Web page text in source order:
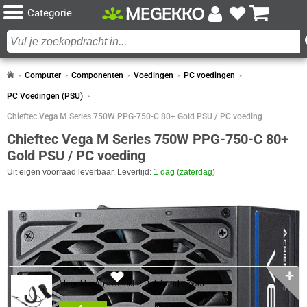
Categorie
Computer Componenten Voedingen PC voedingen
PC Voedingen (PSU)
Chieftec Vega M Series 750W PPG-750-C 80+ Gold PSU / PC voeding
Chieftec Vega M Series 750W PPG-750-C 80+
Gold PSU / PC voeding
Uit eigen voorraad leverbaar. Levertijd: 1 dag (zaterdag)
29x
SPECIFICATIES
CERTIFICATEN
Eigenschap Waarde
80 Plus Certificaat Gold
DESIGN
Eigenschap Waarde
LED Verlichting
✖︎
COMBINEER
Megekko Antistatische Polsband - Zwart
✛